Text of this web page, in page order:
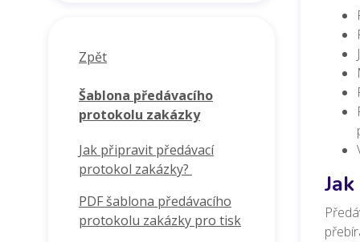
Zpět
Šablona předávacího
protokolu zakázky
Jak připravit předávací
protokol zakázky?
PDF šablona předávacího
protokolu zakázky pro tisk